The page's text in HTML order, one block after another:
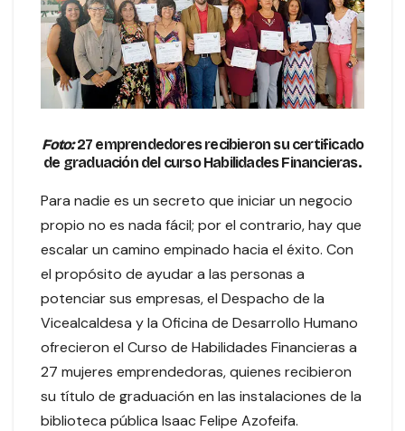
Foto: 27 emprendedores recibieron su certificado
de graduación del curso Habilidades Financieras.
Para nadie es un secreto que iniciar un negocio
propio no es nada fácil; por el contrario, hay que
escalar un camino empinado hacia el éxito. Con
el propósito de ayudar a las personas a
potenciar sus empresas, el Despacho de la
Vicealcaldesa y la Oficina de Desarrollo Humano
ofrecieron el Curso de Habilidades Financieras a
27 mujeres emprendedoras, quienes recibieron
su título de graduación en las instalaciones de la
biblioteca pública Isaac Felipe Azofeifa.